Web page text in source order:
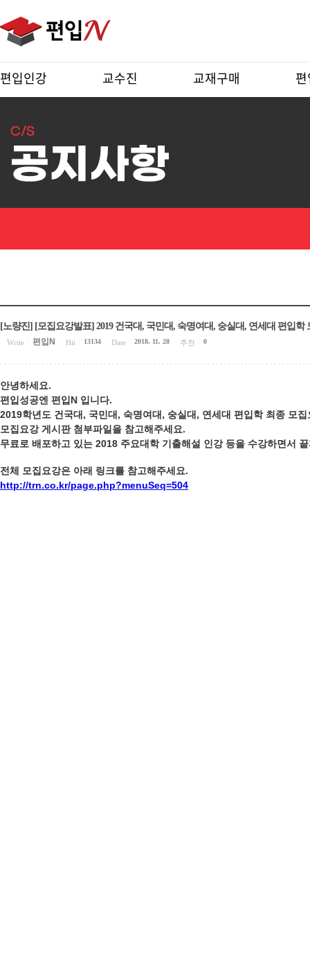
편입인강 교수진 교재구매
[노량진] [모집요강발표] 2019 건국대, 국민대, 숙명여대, 숭실대, 연세대 편입학
Write 편입N Hit 13134 Date 2018. 11. 28 추천 0
안녕하세요.
편입성공엔 편입N 입니다.
2019학년도 건국대, 국민대, 숙명여대, 숭실대, 연세대 편입학 최종 모
모집요강 게시판 첨부파일을 참고해주세요.
무료로 배포하고 있는 2018 주요대학 기출해설 인강 등을 수강하면서
전체 모집요강은 아래 링크를 참고해주세요.
http://trn.co.kr/page.php?menuSeq=504